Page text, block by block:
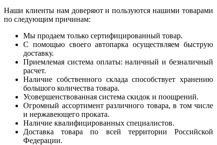
Наши клиенты нам доверяют и пользуются нашими товарами
по следующим причинам:
Мы продаем только сертифицированный товар.
С помощью своего автопарка осуществляем быструю
доставку.
Приемлемая система оплаты: наличный и безналичный
расчет.
Наличие собственного склада способствует хранению
большого количества товара.
Усовершенствованная система скидок и поощрений.
Огромный ассортимент различного товара, в том числе
и нержавеющего проката.
Наличие квалифицированных специалистов.
Доставка товара по всей территории Российской
Федерации.